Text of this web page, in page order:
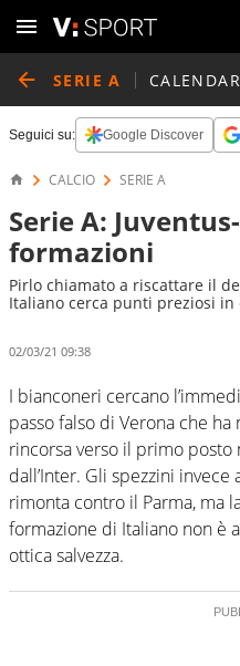
SERIE A
Seguici su: Google Discover
CALCIO SERIE A
Serie A:
formazioni
Pirlo chiamato a riscattare il
Italiano cerca punti preziosi in
02/03/21 09:38
I bianconeri cercano
passo falso di Verona che
rincorsa verso il primo
dall’Inter. Gli spezzini
rimonta contro il Parma, ma
formazione di Italiano non è
ottica salvezza.